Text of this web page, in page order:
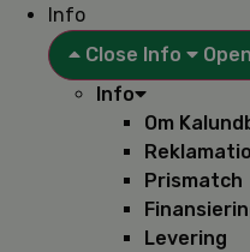
Info
Close Info
Info
Om
Prismatch
Levering